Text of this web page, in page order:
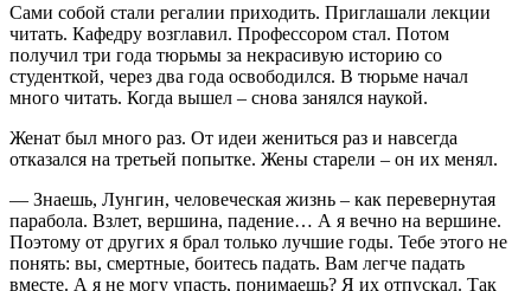
Сами собой стали регалии приходить. Приглашали лекции
читать. Кафедру возглавил. Профессором стал. Потом
получил три года тюрьмы за некрасивую историю со
студенткой, через два года освободился. В тюрьме начал
много читать. Когда вышел – снова занялся наукой.
Женат был много раз. От идеи жениться раз и навсегда
отказался на третьей попытке. Жены старели – он их менял.
— Знаешь, Лунгин, человеческая жизнь – как перевернутая
парабола. Взлет, вершина, падение… А я вечно на вершине.
Поэтому от других я брал только лучшие годы. Тебе этого не
понять: вы, смертные, боитесь падать. Вам легче падать
вместе. А я не могу упасть, понимаешь? Я их отпускал. Так